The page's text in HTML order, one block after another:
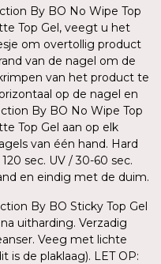
By BO No Wipe Top
Top Gel, veegt u het
om overtollig product
van de nagel om de
van het product te
op de nagel en
By BO No Wipe Top
Top Gel aan op elk
van één hand. Hard
sec. UV / 30-60 sec.
en eindig met de duim.
By BO Sticky Top Gel
uitharding. Verzadig
Veeg met lichte
is de plaklaag). LET OP: